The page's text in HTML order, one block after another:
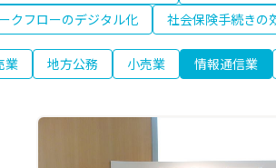
クフローのデジタル化
社会保険手続きの
業 地方公務 小売業 情報通信業